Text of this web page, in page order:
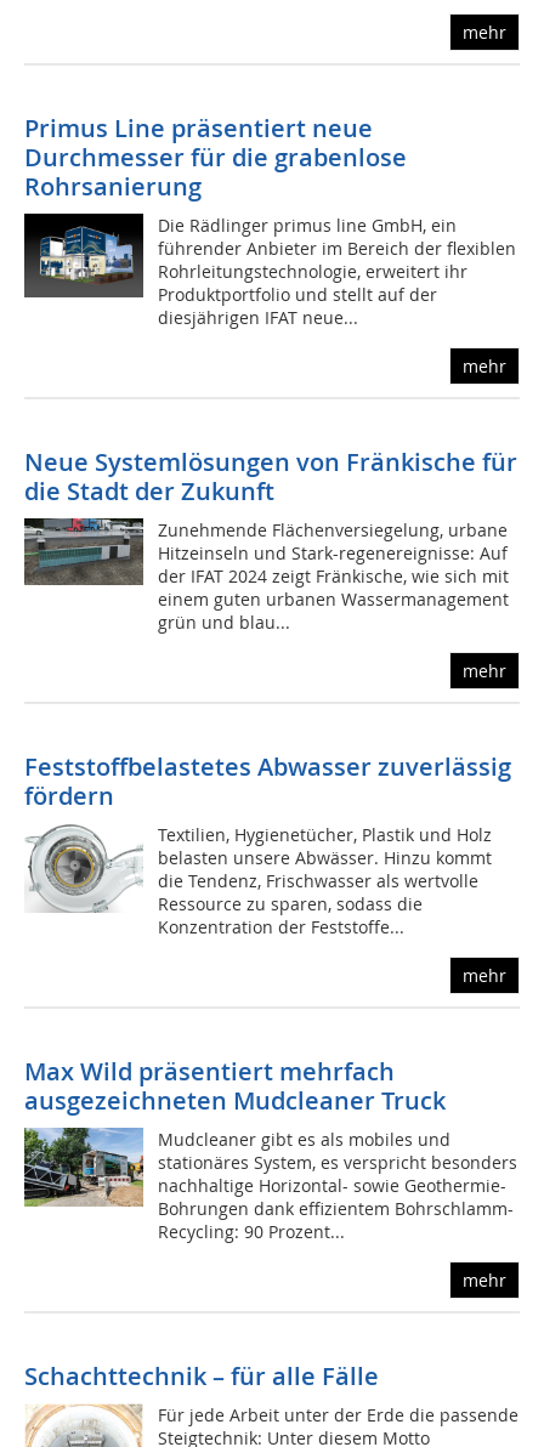
mehr
Primus Line präsentiert neue
Durchmesser für die grabenlose
Rohrsanierung
Die Rädlinger primus line GmbH, ein
führender Anbieter im Bereich der flexiblen
Rohrleitungstechnologie, erweitert ihr
Produktportfolio und stellt auf der
diesjährigen IFAT neue...
mehr
Neue Systemlösungen von Fränkische für
die Stadt der Zukunft
Zunehmende Flächenversiegelung, urbane
Hitzeinseln und Stark-regenereignisse: Auf
der IFAT 2024 zeigt Fränkische, wie sich mit
einem guten urbanen Wassermanagement
grün und blau...
mehr
Feststoffbelastetes Abwasser zuverlässig
fördern
Textilien, Hygienetücher, Plastik und Holz
belasten unsere Abwässer. Hinzu kommt
die Tendenz, Frischwasser als wertvolle
Ressource zu sparen, sodass die
Konzentration der Feststoffe...
mehr
Max Wild präsentiert mehrfach
ausgezeichneten Mudcleaner Truck
Mudcleaner gibt es als mobiles und
stationäres System, es verspricht besonders
nachhaltige Horizontal- sowie Geothermie-
Bohrungen dank effizientem Bohrschlamm-
Recycling: 90 Prozent...
mehr
Schachttechnik – für alle Fälle
Für jede Arbeit unter der Erde die passende
Steigtechnik: Unter diesem Motto